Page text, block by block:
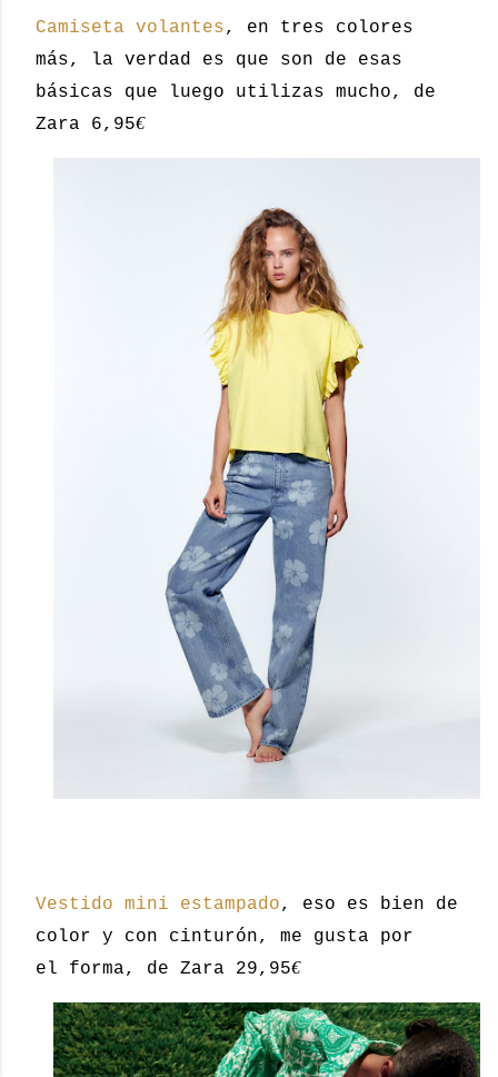
Camiseta volantes, en tres colores
más, la verdad es que son de esas
básicas que luego utilizas mucho, de
Zara 6,95€
Vestido mini estampado, eso es bien de
color y con cinturón, me gusta por
el forma, de Zara 29,95€